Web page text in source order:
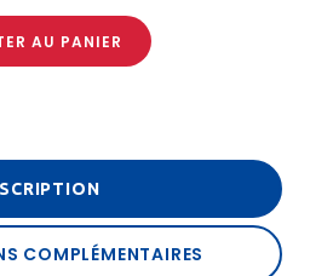
AU PANIER
COMPLÉMENTAIRES